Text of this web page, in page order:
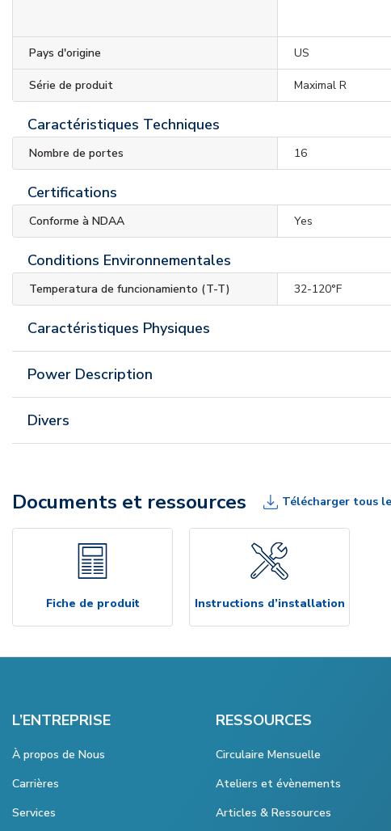
Pays d'origine US
Série de produit Maximal R
Caractéristiques Techniques
Nombre de portes 16
Certifications
Conforme à NDAA Yes
Conditions Environnementales
Temperatura de funcionamiento (T-T) 32-120°F
Caractéristiques Physiques
Power Description
Divers
Documents et ressources Télécharger tous
Fiche de produit Instructions d’installation
L’ENTREPRISE
À propos de Nous
Carrières
Services
RESSOURCES
Circulaire Mensuelle
Ateliers et évènements
Articles & Ressources